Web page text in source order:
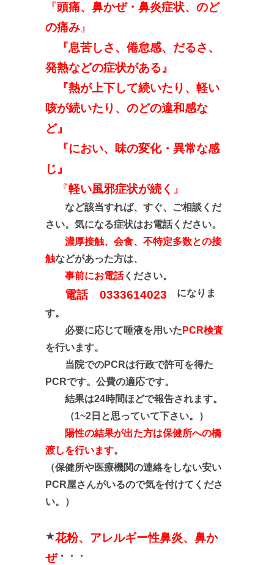
『頭痛、鼻かぜ・鼻炎症状、のど
の痛み 』
『息苦しさ、倦怠感、だるさ、
発熱などの症状がある』
『熱が上下して続いたり、軽い
咳が続いたり、のどの違和感な
ど』
『におい、味の変化・異常な感
じ』
『軽い風邪症状が続く 』
など該当すれば、すぐ、ご相談くだ
さい。気になる症状はお電話ください。
濃厚接触、会食、不特定多数との接
触などがあった方は、
事前にお電話ください。
電話 0333614023 になりま
す。
必要に応じて唾液を用いた PCR検査
を行います。
当院でのPCRは行政で許可を得た
PCRです。公費の適応です。
結果は24時間ほどで報告されます。
（1~2日と思っていて下さい。）
陽性の結果が出た方は保健所への橋
渡しを行います。
（保健所や医療機関の連絡をしない安い
PCR屋さんがいるので気を付けてくださ
い。）
★花粉、アレルギー性鼻炎、鼻か
ぜ・・・